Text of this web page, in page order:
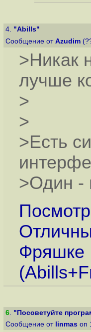
4. "Abills"
Сообщение от Azudim
>Никак
лучше
>
>
>Есть
>Один -
Фряшке
6. "Посоветуйте
Сообщение от linmas on